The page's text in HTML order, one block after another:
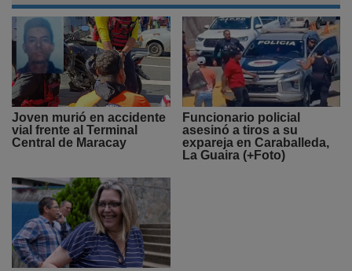
Joven murió en accidente
vial frente al Terminal
Central de Maracay
Funcionario policial
asesinó a tiros a su
expareja en Caraballeda,
La Guaira (+Foto)